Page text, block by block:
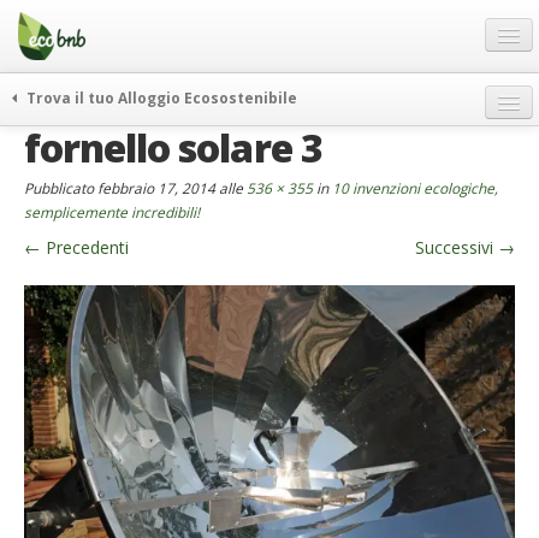
Menu
Salta
contenuto
Offerte Speciali
Regali
FAQ
Chi Siamo
Partner
Contatti
Italiano
German
English
Spanish
Trova il tuo Alloggio Ecosostenibile
weekend green
curiosità
vivere e viaggiare verde
news ed eventi
ecohotel
rassegna stampa
fornello solare 3
Pubblicatofebbraio 17, 2014alle 536 × 355in 10 invenzioni ecologiche,
semplicemente incredibili!
← Precedenti Successivi →